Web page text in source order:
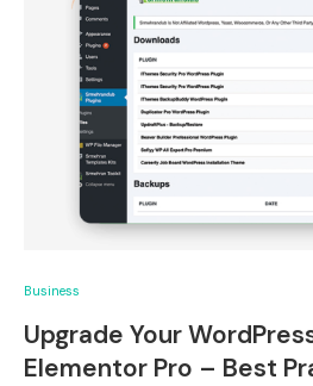
Business
Upgrade Your
Elementor Pro – Best